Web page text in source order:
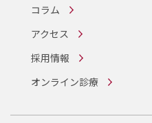
コラム
アクセス
採用情報
オンライン診療